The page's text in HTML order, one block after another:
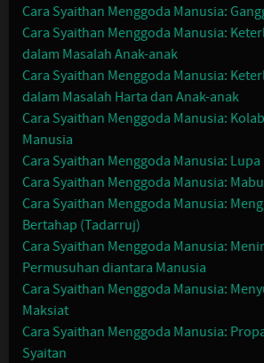
Cara Syaithan Menggoda Manusia:
Cara Syaithan Menggoda Manusia:
dalam Masalah Anak-anak
Cara Syaithan Menggoda Manusia:
dalam Masalah Harta dan Anak-anak
Cara Syaithan Menggoda Manusia:
Manusia
Cara Syaithan Menggoda Manusia: Lupa
Cara Syaithan Menggoda Manusia:
Cara Syaithan Menggoda Manusia:
Bertahap (Tadarruj)
Cara Syaithan Menggoda Manusia:
Permusuhan diantara Manusia
Cara Syaithan Menggoda Manusia:
Maksiat
Cara Syaithan Menggoda Manusia:
Syaitan